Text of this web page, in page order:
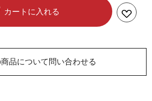
カートに入れる
商品について問い合わせる